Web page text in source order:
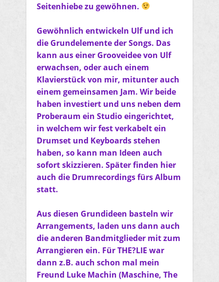
Seitenhiebe zu gewöhnen.
Gewöhnlich entwickeln Ulf und ich
die Grundelemente der Songs. Das
kann aus einer Grooveidee von Ulf
erwachsen, oder auch einem
Klavierstück von mir, mitunter auch
einem gemeinsamen Jam. Wir beide
haben investiert und uns neben dem
Proberaum ein Studio eingerichtet,
in welchem wir fest verkabelt ein
Drumset und Keyboards stehen
haben, so kann man Ideen auch
sofort skizzieren. Später finden hier
auch die Drumrecordings fürs Album
statt.
Aus diesen Grundideen basteln wir
Arrangements, laden uns dann auch
die anderen Bandmitglieder mit zum
Arrangieren ein. Für THE?LIE war
dann z.B. auch schon mal mein
Freund Luke Machin (Maschine, The